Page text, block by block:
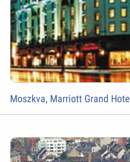
Moszkva, Marriott Grand Hotel